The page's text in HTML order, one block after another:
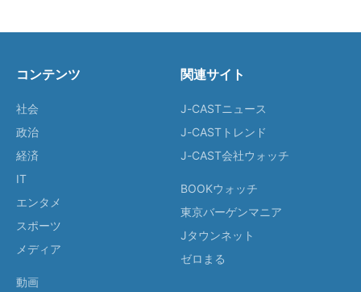
コンテンツ
社会
政治
経済
IT
エンタメ
スポーツ
メディア
動画
関連サイト
J-CASTニュース
J-CASTトレンド
J-CAST会社ウォッチ
BOOKウォッチ
東京バーゲンマニア
Jタウンネット
ゼロまる